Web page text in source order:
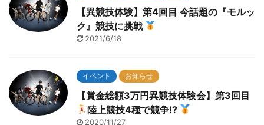
【異競技体験】第4回目 今話題の『モルッ
ク』競技に挑戦
2021/6/18
イベント お知らせ
【賞金総額3万円異競技体験会】第3回目
陸上競技4種で競争!?
2020/11/27